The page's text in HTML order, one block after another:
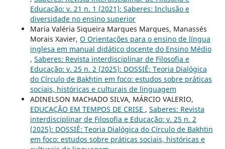
Educação: v. 21 n. 1 (2021): Saberes: Inclusão e
diversidade no ensino superior
Maria Valéria Siqueira Marques Marques, Manassés
Morais Xavier, O Orientações para o ensino de língua
inglesa em manual didático docente do Ensino Médio
, Saberes: Revista interdisciplinar de Filosofia e
Educação: v. 25 n. 2 (2025): DOSSIÊ: Teoria Dialógica
do Círculo de Bakhtin em foco: estudos sobre práticas
sociais, históricas e culturais de linguagem
ADINELSON MACHADO SILVA, MÁRCIO VALERIO,
EDUCAÇÃO EM TEMPOS DE CRISE , Saberes: Revista
interdisciplinar de Filosofia e Educação: v. 25 n. 2
(2025): DOSSIÊ: Teoria Dialógica do Círculo de Bakhtin
em foco: estudos sobre práticas sociais, históricas e